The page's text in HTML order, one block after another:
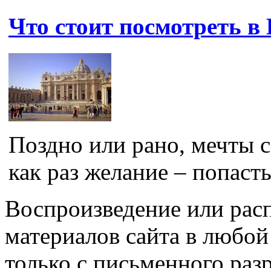
Что стоит посмотреть
Поздно или рано, мечты
как раз желание –
Воспроизведение или
материалов сайта в
только с письменного